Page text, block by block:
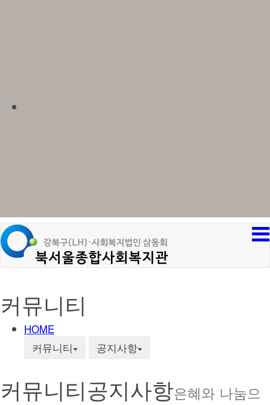
커뮤니티
HOME
커뮤니티
공지사항
커뮤니티공지사항은혜와 나눔으